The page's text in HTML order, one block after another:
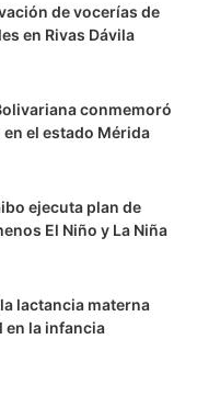
de vocerías de
en Rivas Dávila
conmemoró
el estado Mérida
ejecuta plan de
El Niño y La Niña
lactancia materna
en la infancia